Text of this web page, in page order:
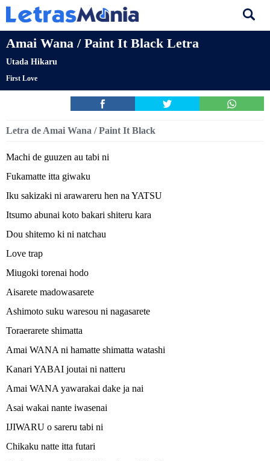
Amai Wana / Paint It Black Letra
Utada Hikaru
First Love
Letra de Amai Wana / Paint It Black
Machi de guuzen au tabi ni
Fukamatte itta giwaku
Iku sakizaki ni arawareru hen na YATSU
Itsumo abunai koto bakari shiteru kara
Dou shitemo ki ni natchau
Love trap
Miugoki torenai hodo
Aisarete madowasarete
Ashimoto suku waresou ni nagasarete
Toraerarete shimatta
Amai WANA ni hamatte shimatta watashi
Kanari YABAI joutai ni natteru
Amai WANA yawarakai dake ja nai
Asai wakai nante iwasenai
IJIWARU o sareru tabi ni
Chikaku natte itta futari